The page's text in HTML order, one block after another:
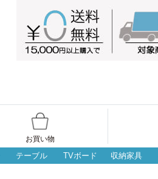
お買い物
テーブル TVボード 収納家具